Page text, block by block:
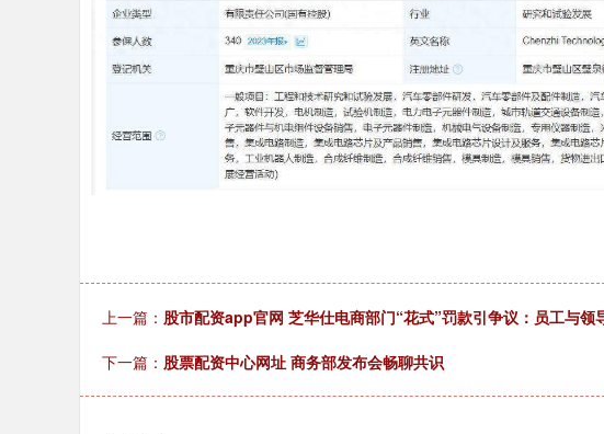
上一篇： 股市配资app官网 芝华仕电商部门“花式”罚款引争议：员工与领
下一篇： 股票配资中心网址 商务部发布会畅聊共识